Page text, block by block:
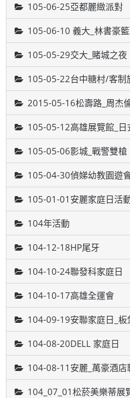
105-06-25亞都麗緻派對
105-06-10 義大_林書豪
105-05-29交大_賭城之夜
105-05-22台中糖村/客制
2015-05-16松壽路_周杰
105-05-12高雄展覽館_日
105-05-06影城_戰警雙槍
105-04-30偵娣幼教園遊
105-01-01安麗家庭日活
104年活動
104-12-18HP尾牙
104-10-24聯發科家庭日
104-10-17高雄全運會
104-09-19安聯家庭日_板
104-08-20DELL 家庭日
104-08-11安麗_萬豪酒店
104_07_01松菸美樂蒂展